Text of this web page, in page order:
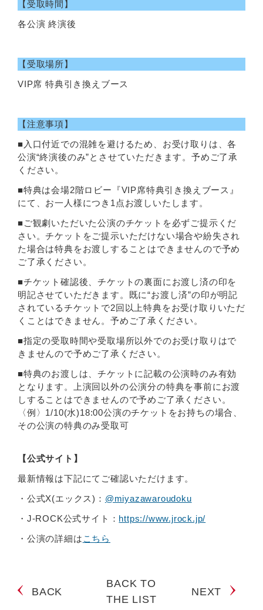
【受取時間】
各公演 終演後
【受取場所】
VIP席 特典引き換えブース
【注意事項】
■入口付近での混雑を避けるため、お受け取りは、各
公演“終演後のみ”とさせていただきます。予めご了承
ください。
■特典は会場2階ロビー『VIP席特典引き換えブース』
にて、お一人様につき1点お渡しいたします。
■ご観劇いただいた公演のチケットを必ずご提示くだ
さい。チケットをご提示いただけない場合や紛失され
た場合は特典をお渡しすることはできませんので予め
ご了承ください。
■チケット確認後、チケットの裏面にお渡し済の印を
明記させていただきます。既に“お渡し済”の印が明記
されているチケットで2回以上特典をお受け取りいただ
くことはできません。予めご了承ください。
■指定の受取時間や受取場所以外でのお受け取りはで
きませんので予めご了承ください。
■特典のお渡しは、チケットに記載の公演時のみ有効
となります。上演回以外の公演分の特典を事前にお渡
しすることはできませんので予めご了承ください。
〈例〉1/10(水)18:00公演のチケットをお持ちの場合、
その公演の特典のみ受取可
【公式サイト】
最新情報は下記にてご確認いただけます。
・公式X(エックス)： @miyazawaroudoku
・J-ROCK公式サイト： https://www.jrock.jp/
・公演の詳細は こちら
BACK
BACK TO
THE LIST
NEXT